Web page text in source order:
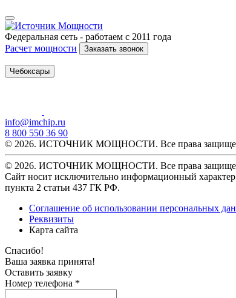
Федеральная сеть - работаем с 2011 года
Расчет мощности
Заказать звонок
Чебоксары
info@imchip.ru
8 800 550 36 90
© 2026. ИСТОЧНИК МОЩНОСТИ. Все права
© 2026. ИСТОЧНИК МОЩНОСТИ. Все права
Сайт носит исключительно информационный
пункта 2 статьи 437 ГК РФ.
Соглашение об использовании персональных
Реквизиты
Карта сайта
Спасибо!
Ваша заявка принята!
Оставить заявку
Номер телефона *